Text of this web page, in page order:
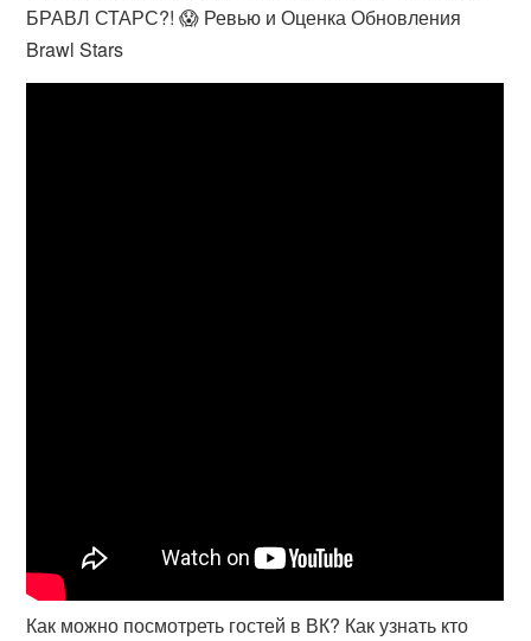
БРАВЛ СТАРС?! 😱 Ревью и Оценка Обновления
Brawl Stars
Как можно посмотреть гостей в ВК? Как узнать кто